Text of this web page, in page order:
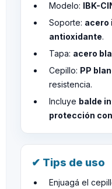
Modelo: IBK-
Soporte: acero
antioxidante.
Tapa: acero
Cepillo: PP
resistencia.
Incluye balde
protección
✔ Tips de uso
Enjuagá el